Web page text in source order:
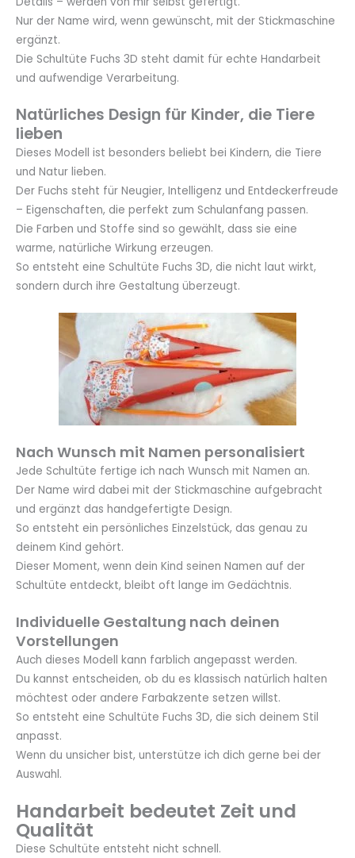
Nur der Name wird, wenn gewünscht, mit der Stickmaschine
ergänzt.
Die Schultüte Fuchs 3D steht damit für echte Handarbeit
und aufwendige Verarbeitung.
Natürliches Design für Kinder, die Tiere
lieben
Dieses Modell ist besonders beliebt bei Kindern, die Tiere
und Natur lieben.
Der Fuchs steht für Neugier, Intelligenz und Entdeckerfreude
– Eigenschaften, die perfekt zum Schulanfang passen.
Die Farben und Stoffe sind so gewählt, dass sie eine
warme, natürliche Wirkung erzeugen.
So entsteht eine Schultüte Fuchs 3D, die nicht laut wirkt,
sondern durch ihre Gestaltung überzeugt.
Nach Wunsch mit Namen personalisiert
Jede Schultüte fertige ich nach Wunsch mit Namen an.
Der Name wird dabei mit der Stickmaschine aufgebracht
und ergänzt das handgefertigte Design.
So entsteht ein persönliches Einzelstück, das genau zu
deinem Kind gehört.
Dieser Moment, wenn dein Kind seinen Namen auf der
Schultüte entdeckt, bleibt oft lange im Gedächtnis.
Individuelle Gestaltung nach deinen
Vorstellungen
Auch dieses Modell kann farblich angepasst werden.
Du kannst entscheiden, ob du es klassisch natürlich halten
möchtest oder andere Farbakzente setzen willst.
So entsteht eine Schultüte Fuchs 3D, die sich deinem Stil
anpasst.
Wenn du unsicher bist, unterstütze ich dich gerne bei der
Auswahl.
Handarbeit bedeutet Zeit und
Qualität
Diese Schultüte entsteht nicht schnell.